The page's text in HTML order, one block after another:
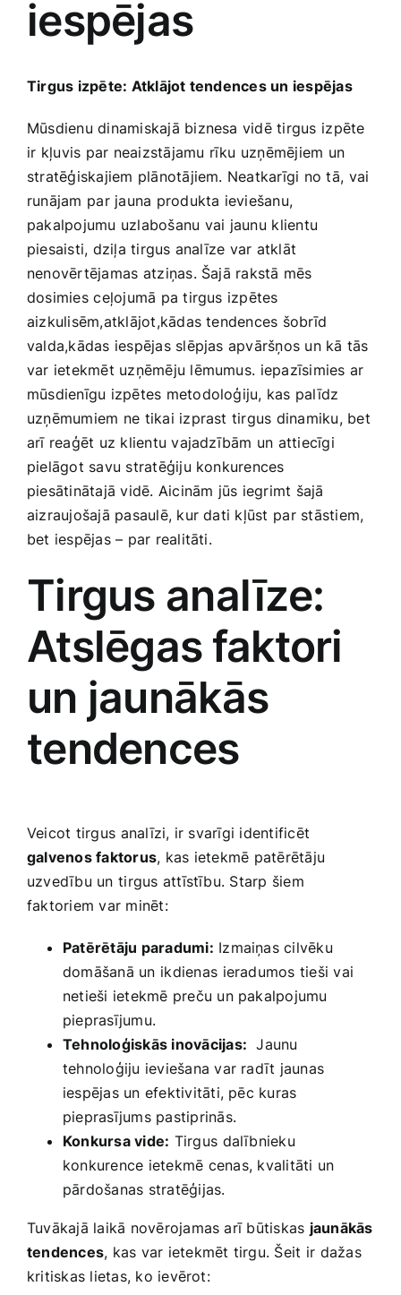
Medicīnas preces
Pakalpojumi
Pārtikas preces
Preces birojam
Preces pieaugušajiem
Rotaļlietas, bērnu preces
Smaržas, kosmētika
Sports, tūrisms un atpūta
TV un Sadzīves tehnika
Zoo preces
iespējas
Tirgus izpēte: Atklājot tendences un iespējas
Mūsdienu dinamiskajā biznesa vidē tirgus ⁤izpēte
ir ⁤kļuvis par‍ neaizstājamu rīku‌ uzņēmējiem un
stratēģiskajiem plānotājiem. Neatkarīgi no tā,⁣ vai
runājam⁣ par jauna produkta ieviešanu,​
pakalpojumu uzlabošanu vai ⁢jaunu ⁢klientu
piesaisti, dziļa tirgus analīze var atklāt
nenovērtējamas ⁤atziņas. Šajā rakstā mēs
dosimies ⁤ceļojumā pa tirgus izpētes
aizkulisēm,atklājot,kādas tendences šobrīd
valda,kādas iespējas‌ slēpjas apvāršņos un kā tās
var ietekmēt uzņēmēju lēmumus.⁣ iepazīsimies ar
mūsdienīgu izpētes ‌metodoloģiju, kas‍ palīdz‍
uzņēmumiem ne ⁤tikai izprast tirgus dinamiku, bet
arī reaģēt​ uz klientu vajadzībām un attiecīgi
pielāgot savu stratēģiju konkurences
piesātinātajā vidē. Aicinām jūs iegrimt šajā‌
aizraujošajā pasaulē, kur dati kļūst⁤ par stāstiem,
bet iespējas – par realitāti.
Tirgus analīze:
Atslēgas ⁣faktori
un ‌jaunākās
tendences
Veicot tirgus⁣ analīzi,‌ ir svarīgi identificēt
galvenos faktorus, ⁤kas ietekmē patērētāju
uzvedību ​un ⁢tirgus attīstību. Starp ​šiem
faktoriem var minēt:
Patērētāju paradumi: Izmaiņas cilvēku
domāšanā un⁢ ikdienas⁤ ieradumos tieši vai
netieši ietekmē preču un pakalpojumu
pieprasījumu.
Tehnoloģiskās inovācijas: ‌ Jaunu
tehnoloģiju ieviešana var radīt jaunas
iespējas un efektivitāti, pēc kuras
pieprasījums ‌pastiprinās.
Konkursa vide: Tirgus ⁢dalībnieku⁢
konkurence ietekmē‍ cenas, ⁣kvalitāti ⁤un
pārdošanas stratēģijas.
Tuvākajā laikā novērojamas arī būtiskas jaunākās
tendences, kas var ietekmēt ‍tirgu. ‌Šeit⁤ ir dažas
kritiskas lietas, ​ko ievērot: